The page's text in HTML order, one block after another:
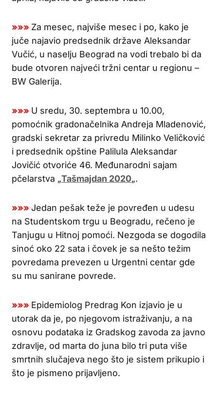
»»» Za mesec, najviše mesec i po, kako je
juče najavio predsednik države Aleksandar
Vučić, u naselju Beograd na vodi trebalo bi da
bude otvoren najveći tržni centar u regionu –
BW Galerija.
»»» U sredu, 30. septembra u 10.00,
pomoćnik gradonačelnika Andreja Mladenović,
gradski sekretar za privredu Milinko Veličković
i predsednik opštine Palilula Aleksandar
Jovičić otvoriće 46. Međunarodni sajam
pčelarstva „Tašmajdan 2020„.
»»» Jedan pešak teže je povređen u udesu
na Studentskom trgu u Beogradu, rečeno je
Tanjugu u Hitnoj pomoći. Nezgoda se dogodila
sinoć oko 22 sata i čovek je sa nešto težim
povredama prevezen u Urgentni centar gde
su mu sanirane povrede.
»»» Epidemiolog Predrag Kon izjavio je u
utorak da je, po njegovom istraživanju, a na
osnovu podataka iz Gradskog zavoda za javno
zdravlje, od marta do juna bilo tri puta više
smrtnih slučajeva nego što je sistem prikupio i
što je pismeno prijavljeno.